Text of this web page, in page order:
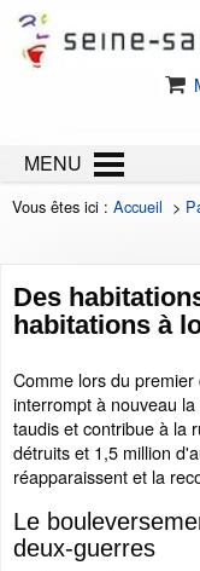
MENU
Vous êtes ici : Accueil >
Des
habitations à
Comme lors du
interrompt à nouveau
taudis et contribue à la
détruits et 1,5 million
réapparaissent et la
Le
deux-guerres